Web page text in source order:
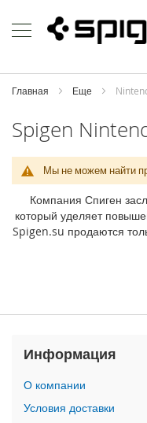
to
Content
h
o
i
P
h
e
1
M
P
h
o
Главная Еще
Spigen
Мы не можем найти
Компания Спиген
который уделяет
Spigen.su продаются
Информация
О компании
Условия доставки